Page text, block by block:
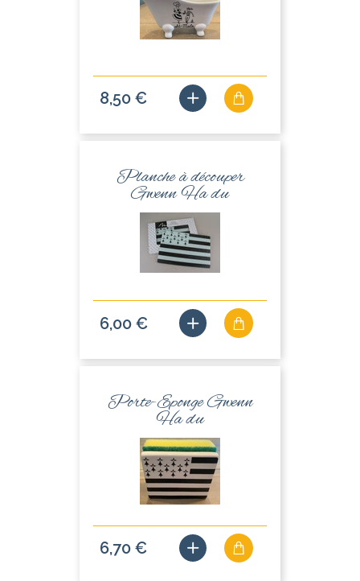
8,50 €
Planche à découper
Gwenn Ha du
6,00 €
Porte-Eponge Gwenn
Ha du
6,70 €